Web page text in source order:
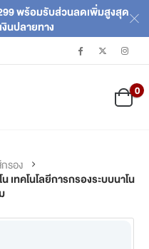
พร้อมรับส่วนลดเพิ่มสูงสุด
นปลายทาง
0
รอง
เทคโนโลยีการกรองระบบนาโน